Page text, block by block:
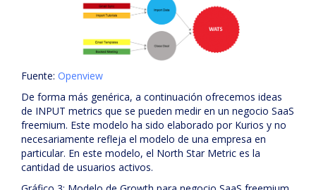
Fuente: Openview
De forma más genérica, a continuación ofrecemos ideas
de INPUT metrics que se pueden medir en un negocio SaaS
freemium. Este modelo ha sido elaborado por Kurios y no
necesariamente refleja el modelo de una empresa en
particular. En este modelo, el North Star Metric es la
cantidad de usuarios activos.